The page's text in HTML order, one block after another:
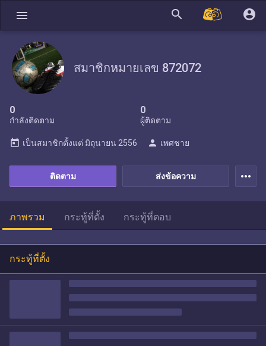
menu search account_circle
สมาชิกหมายเลข 872072
0
กำลังติดตาม
0
ผู้ติดตาม
ส่งข้อความ
ติดตาม
today เป็นสมาชิกตั้งแต่ มิถุนายน 2556 person เพศชาย
more_horiz
ภาพรวม กระทู้ที่ตั้ง กระทู้ที่ตอบ
กระทู้ที่ตั้ง